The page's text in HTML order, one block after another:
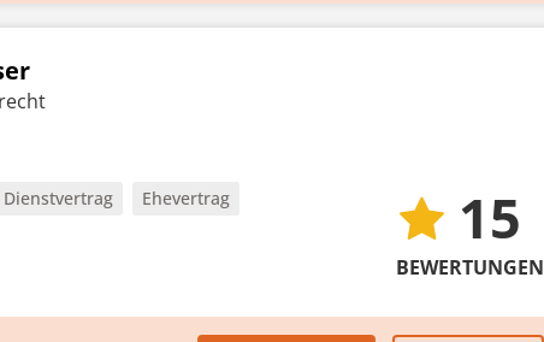
Dienstvertrag
Ehevertrag
15
BEWERTUNGEN